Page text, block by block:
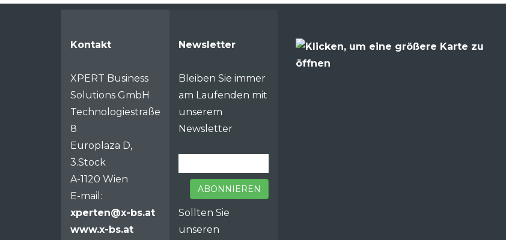
Kontakt
XPERT Business
Solutions GmbH
Technologiestraße
8
Europlaza D,
3.Stock
A-1120 Wien
E-mail:
xperten@x-bs.at
www.x-bs.at
Newsletter
Bleiben Sie immer
am Laufenden mit
unserem
Newsletter
ABONNIEREN
Sollten Sie
unseren